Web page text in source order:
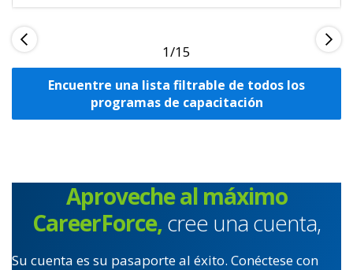
1
Encuentre una lista filtrable de todos los
programas de capacitación
Aproveche al máximo
CareerForce, cree una cuenta,
Su cuenta es su pasaporte al éxito. Conéctese con